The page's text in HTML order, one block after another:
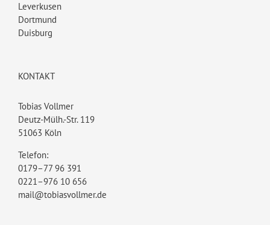
Leverkusen
Dortmund
Duisburg
KONTAKT
Tobias Vollmer
Deutz-Mülh.-Str. 119
51063 Köln
Telefon:
0179–77 96 391
0221–976 10 656
mail@tobiasvollmer.de